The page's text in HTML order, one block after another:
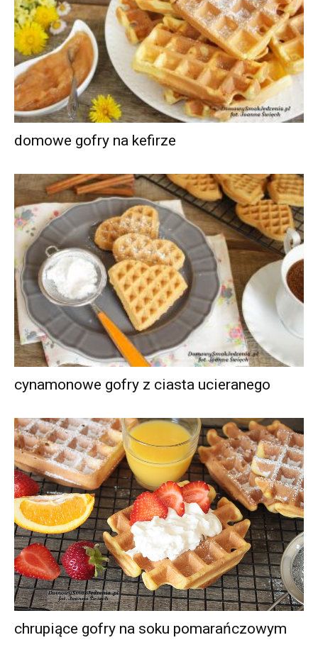
domowe gofry na kefirze
cynamonowe gofry z ciasta ucieranego
chrupiące gofry na soku pomarańczowym